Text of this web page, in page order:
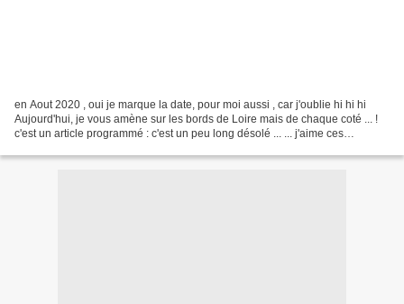
en Aout 2020 , oui je marque la date, pour moi aussi , car j'oublie hi hi hi
Aujourd'hui, je vous amène sur les bords de Loire mais de chaque coté ... !
c'est un article programmé : c'est un peu long désolé ... ... j'aime ces